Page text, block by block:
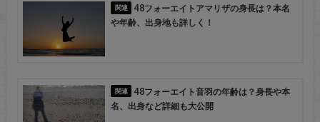
48フォーエイトアマリザの身長は？本名
や年齢、出身地も詳しく！
48フォーエイト音羽の年齢は？身長や本
名、出身など詳細も大公開